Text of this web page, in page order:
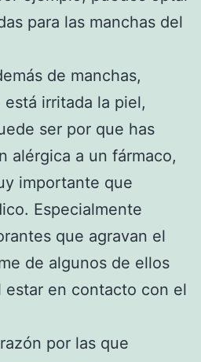
para las manchas del
de manchas,
irritada la piel,
ser por que has
alérgica a un fármaco,
importante que
Especialmente
que agravan el
de algunos de ellos
estar en contacto con el
por las que